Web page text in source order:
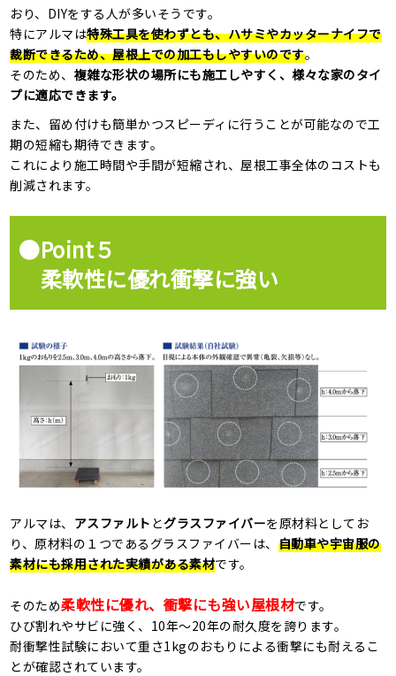
おり、DIYをする人が多いそうです。
特にアルマは特殊工具を使わずとも、ハサミやカッターナイフで
裁断できるため、屋根上での加工もしやすいのです。
そのため、 複雑な形状の場所にも施工しやすく、様々な家のタイ
プに適応できます。
また、留め付けも簡単かつスピーディに行うことが可能なので工
期の短縮も期待できます。
これにより施工時間や手間が短縮され、屋根工事全体のコストも
削減されます。
●Point５
柔軟性に優れ衝撃に強い
アルマは、 アスファルト とグラスファイバーを原材料としてお
り、原材料の１つであるグラスファイバーは、 自動車や宇宙服の
素材にも採用された実績がある素材です。
そのため柔軟性に優れ、衝撃にも強い屋根材です。
ひび割れやサビに強く、10年〜20年の耐久度を誇ります。
耐衝撃性試験において重さ1kgのおもりによる衝撃にも耐えるこ
とが確認されています。